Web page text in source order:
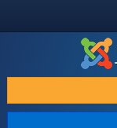
DOWNLOAD & UDVID
OPDAG & LÆR